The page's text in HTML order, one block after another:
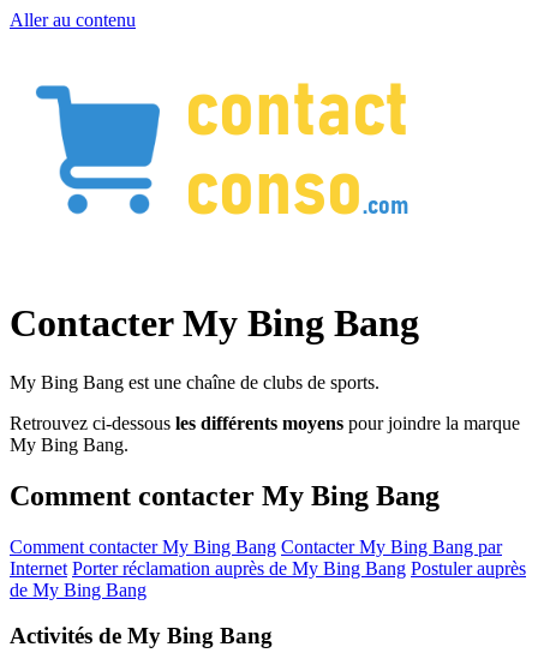
Aller au contenu
Contacter My Bing Bang
My Bing Bang est une chaîne de clubs de sports.
Retrouvez ci-dessous les différents moyens pour joindre la marque
My Bing Bang.
Comment contacter My Bing Bang
Comment contacter My Bing Bang Contacter My Bing Bang par
Internet Porter réclamation auprès de My Bing Bang Postuler auprès
de My Bing Bang
Activités de My Bing Bang